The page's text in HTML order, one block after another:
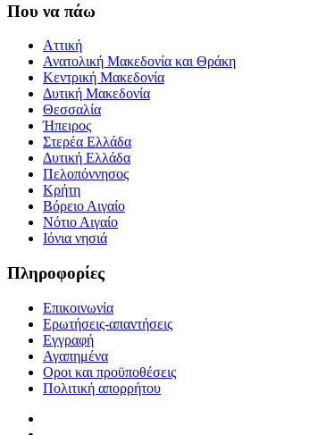
Που να πάω
Αττική
Ανατολική Μακεδονία και Θράκη
Κεντρική Μακεδονία
Δυτική Μακεδονία
Θεσσαλία
Ήπειρος
Στερέα Ελλάδα
Δυτική Ελλάδα
Πελοπόννησος
Κρήτη
Βόρειο Αιγαίο
Νότιο Αιγαίο
Ιόνια νησιά
Πληροφορίες
Επικοινωνία
Ερωτήσεις-απαντήσεις
Εγγραφή
Αγαπημένα
Οροι και προϋποθέσεις
Πολιτική απορρήτου